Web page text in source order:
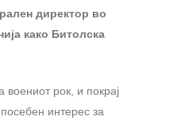
директор во
како Битолска
рок, и покрај
интерес за